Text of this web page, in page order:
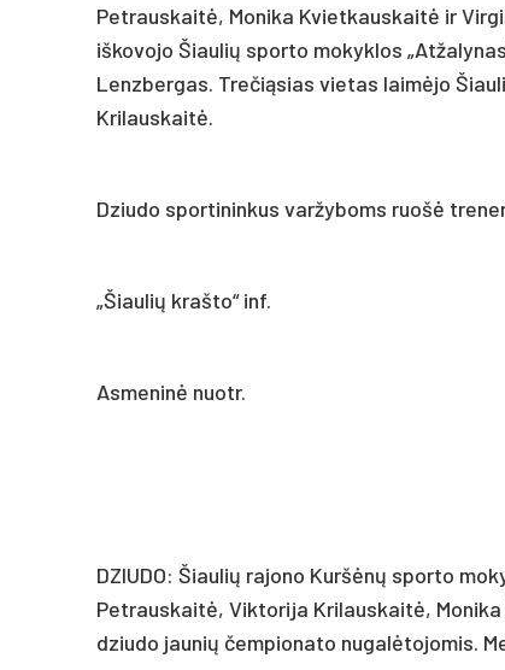
Petrauskaitė, Monika Kvietkauskaitė ir
iškovojo Šiaulių sporto mokyklos
Lenzbergas. Trečiąsias vietas laimėjo
Krilauskaitė.
Dziudo sportininkus varžyboms ruošė
„Šiaulių krašto“ inf.
Asmeninė nuotr.
DZIUDO: Šiaulių rajono Kuršėnų sporto
Petrauskaitė, Viktorija Krilauskaitė,
dziudo jaunių čempionato nugalėtojomis.